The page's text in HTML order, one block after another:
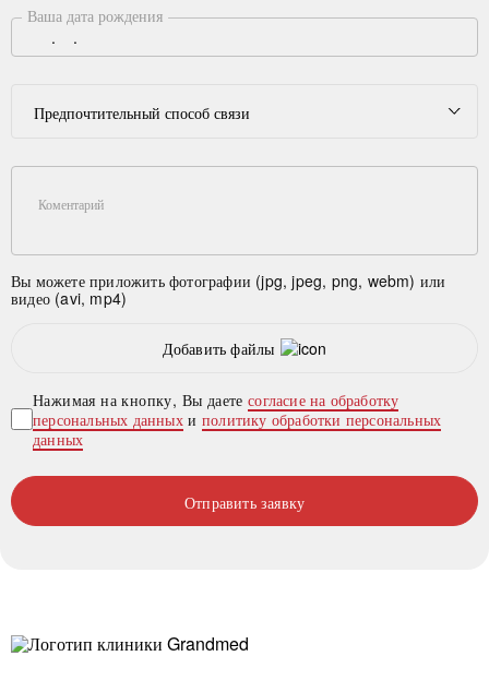
Ваша дата рождения
Предпочтительный способ связи
Коментарий
Вы можете приложить фотографии (jpg, jpeg, png, webm) или
видео (avi, mp4)
Добавить файлы
Нажимая на кнопку, Вы даетесогласие на обработку
персональных данныхиполитику обработки персональных
данных
Отправить заявку